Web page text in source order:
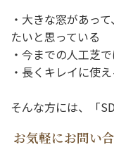
・大きな窓があっ
たいと思っている
・今までの人工芝
・長くキレイに使
そんな方には、「
お気軽にお問い